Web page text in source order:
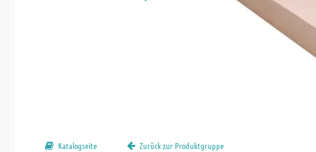
Katalogseite Zurück zur Produktgruppe